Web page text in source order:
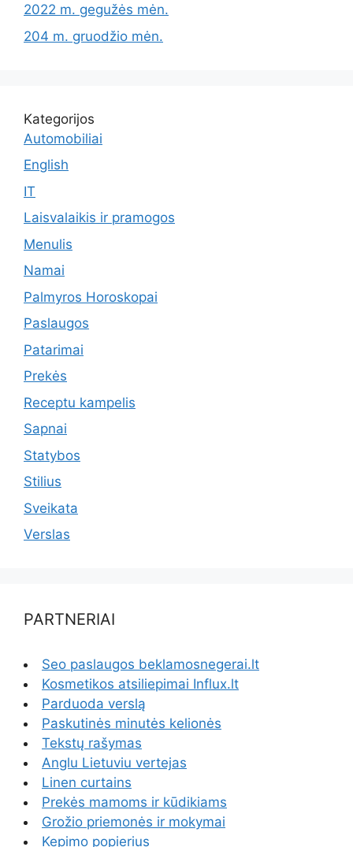
2022 m. gegužės mėn.
204 m. gruodžio mėn.
Kategorijos
Automobiliai
English
IT
Laisvalaikis ir pramogos
Menulis
Namai
Palmyros Horoskopai
Paslaugos
Patarimai
Prekės
Receptu kampelis
Sapnai
Statybos
Stilius
Sveikata
Verslas
PARTNERIAI
Seo paslaugos beklamosnegerai.lt
Kosmetikos atsiliepimai Influx.lt
Parduoda verslą
Paskutinės minutės kelionės
Tekstų rašymas
Anglu Lietuviu vertejas
Linen curtains
Prekės mamoms ir kūdikiams
Grožio priemonės ir mokymai
Kepimo popierius